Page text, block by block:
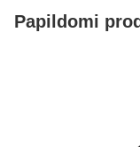
Papildomi